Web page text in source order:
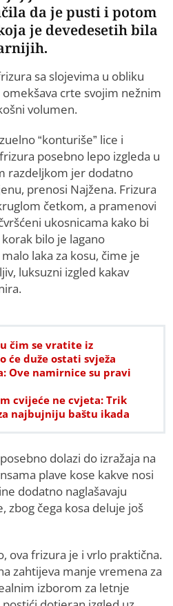
da je pusti i potom
je devedesetih bila
sa slojevima u obliku
crte svojim nežnim
volumen.
“konturiše” lice i
posebno lepo izgleda u
razdeljkom jer dodatno
prenosi Najžena. Frizura
četkom, a pramenovi
ukosnicama kako bi
bilo je lagano
laka za kosu, čime je
luksuzni izgled kakav
čim se vratite iz
će duže ostati svježa
Ove namirnice su pravi
cvijeće ne cvjeta: Trik
najbujniju baštu ikada
dolazi do izražaja na
plave kose kakve nosi
dodatno naglašavaju
zbog čega kosa deluje još
ova frizura je i vrlo praktična.
zahtijeva manje vremena za
izborom za letnje